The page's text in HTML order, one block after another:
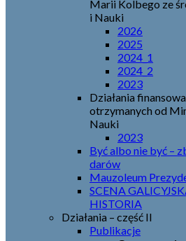
Marii Kolbego ze
i Nauki
2026
2025
2024_1
2024_2
2023
Działania
otrzymanych od
Nauki
2023
Być albo nie być –
darów
Mauzoleum
SCENA
HISTORIA
Działania – część II
Publikacje